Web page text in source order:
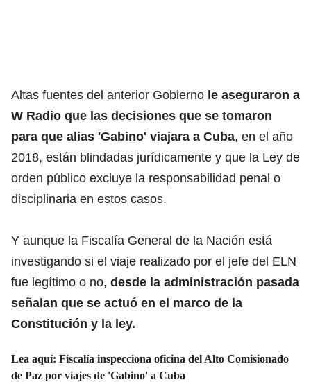
Altas fuentes del anterior Gobierno le aseguraron a
W Radio que las decisiones que se tomaron
para que alias 'Gabino' viajara a Cuba, en el año
2018, están blindadas jurídicamente y que la Ley de
orden público excluye la responsabilidad penal o
disciplinaria en estos casos.
Y aunque la Fiscalía General de la Nación está
investigando si el viaje realizado por el jefe del ELN
fue legítimo o no, desde la administración pasada
señalan que se actuó en el marco de la
Constitución y la ley.
Lea aquí: Fiscalía inspecciona oficina del Alto Comisionado
de Paz por viajes de 'Gabino' a Cuba